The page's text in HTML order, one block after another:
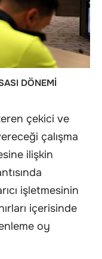
DÖNEMİ
çekici ve
çalışma
ilişkin
işletmesinin
içerisinde
oy